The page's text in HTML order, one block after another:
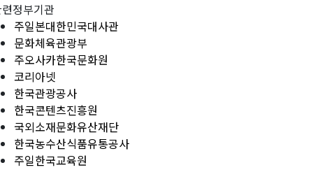
정부기관
주일본대한민국대사관
문화체육관광부
주오사카한국문화원
코리아넷
한국관광공사
한국콘텐츠진흥원
국외소재문화유산재단
한국농수산식품유통공사
주일한국교육원